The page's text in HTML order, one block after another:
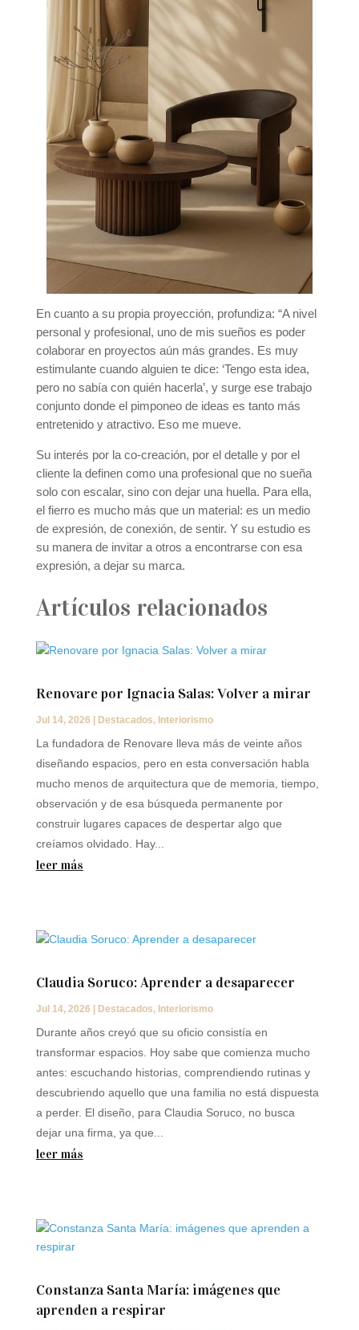
En cuanto a su propia proyección, profundiza: “A nivel
personal y profesional, uno de mis sueños es poder
colaborar en proyectos aún más grandes. Es muy
estimulante cuando alguien te dice: ‘Tengo esta idea,
pero no sabía con quién hacerla’, y surge ese trabajo
conjunto donde el pimponeo de ideas es tanto más
entretenido y atractivo. Eso me mueve.
Su interés por la co-creación, por el detalle y por el
cliente la definen como una profesional que no sueña
solo con escalar, sino con dejar una huella. Para ella,
el fierro es mucho más que un material: es un medio
de expresión, de conexión, de sentir. Y su estudio es
su manera de invitar a otros a encontrarse con esa
expresión, a dejar su marca.
Artículos relacionados
Renovare por Ignacia Salas: Volver a mirar
Jul 14, 2026 Destacados, Interiorismo
La fundadora de Renovare lleva más de veinte años
diseñando espacios, pero en esta conversación habla
mucho menos de arquitectura que de memoria, tiempo,
observación y de esa búsqueda permanente por
construir lugares capaces de despertar algo que
creíamos olvidado. Hay...
leer más
Claudia Soruco: Aprender a desaparecer
Jul 14, 2026 Destacados, Interiorismo
Durante años creyó que su oficio consistía en
transformar espacios. Hoy sabe que comienza mucho
antes: escuchando historias, comprendiendo rutinas y
descubriendo aquello que una familia no está dispuesta
a perder. El diseño, para Claudia Soruco, no busca
dejar una firma, ya que...
leer más
Constanza Santa María: imágenes que
aprenden a respirar